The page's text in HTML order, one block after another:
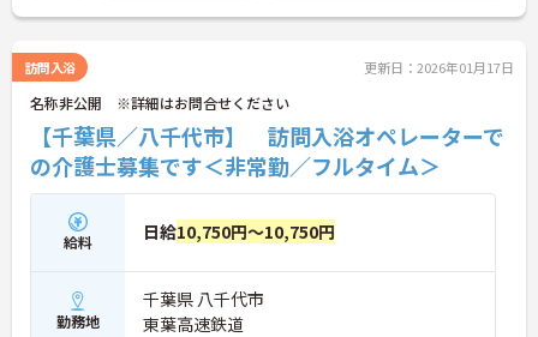
訪問入浴 更新日：2026年01月17日
名称非公開 ※詳細はお問合せください
【千葉県／八千代市】 訪問入浴オペレーターで
の介護士募集です＜非常勤／フルタイム＞
給料 日給10,750円～10,750円
勤務地
千葉県 八千代市
東葉高速鉄道